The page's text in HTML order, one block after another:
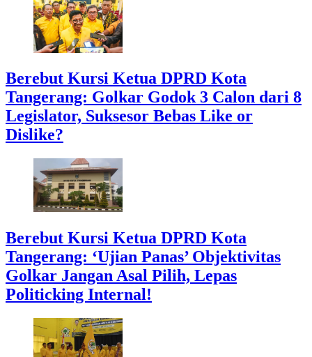
Berebut Kursi Ketua DPRD Kota
Tangerang: Golkar Godok 3 Calon dari 8
Legislator, Suksesor Bebas Like or
Dislike?
Berebut Kursi Ketua DPRD Kota
Tangerang: ‘Ujian Panas’ Objektivitas
Golkar Jangan Asal Pilih, Lepas
Politicking Internal!